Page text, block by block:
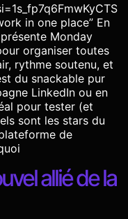
in one place” En
Monday
organiser toutes
rythme soutenu, et
du snackable pur
LinkedIn ou en
pour tester (et
sont les stars du
de
allié de la